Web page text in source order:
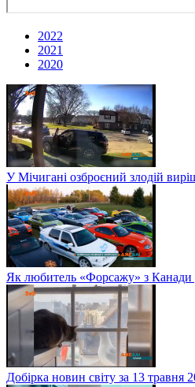
2022
2021
2020
У Мічигані озброєний злодій
Як любитель «Форсажу» з Канади
Добірка новин світу за 13 травня